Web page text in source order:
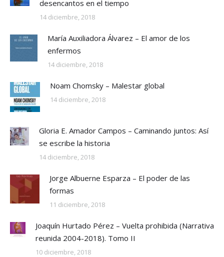
desencantos en el tiempo
14 diciembre, 2018
María Auxiliadora Álvarez – El amor de los
enfermos
14 diciembre, 2018
Noam Chomsky – Malestar global
14 diciembre, 2018
Gloria E. Amador Campos – Caminando juntos: Así
se escribe la historia
14 diciembre, 2018
Jorge Albuerne Esparza – El poder de las
formas
11 diciembre, 2018
Joaquín Hurtado Pérez – Vuelta prohibida (Narrativa
reunida 2004-2018). Tomo II
10 diciembre, 2018